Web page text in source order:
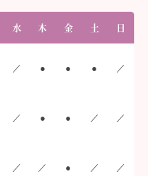
水 木 金 土 日
／ ● ● ● ／
／ ● ● ／ ／
／ ／ ● ／ ／